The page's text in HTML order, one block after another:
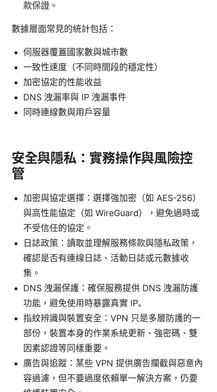
款保證。
數據層面常見的統計包括：
伺服器覆蓋國家數與城市數
一致性速度（不同時間段的穩定性）
加密協定的性能收益
DNS 洩漏率與 IP 洩漏事件
同時連線數與用戶容量
安全與隱私：實務操作與風險控
管
加密與協定選擇：選擇強加密（如 AES-256）
與高性能協定（如 WireGuard），避免過時或
不受信任的協定。
日誌政策：讀取並理解服務條款與隱私政策，
確認是否有連線日誌、活動日誌或元數據收
集。
DNS 洩漏保護：確保服務提供 DNS 洩漏防護
功能，避免使用時暴露真實 IP。
指紋辨識與裝置安全：VPN 只是多層防護的一
部份，裝置本身的作業系統更新、強密碼、雙
因素認證等同樣重要。
廣告與追蹤：某些 VPN 提供廣告攔截與惡意內
容過濾，但不要過度依賴單一解決方案，仍要